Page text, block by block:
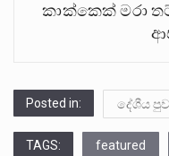
කාක්කෙක් මරා
Posted in: දේශීය
TAGS: featured